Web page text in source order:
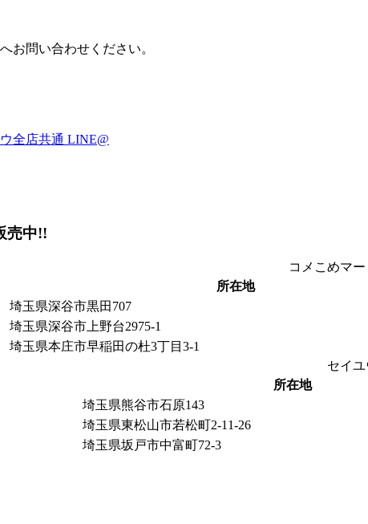
お問い合わせください。
売中!!
コメこめマー
所在地
埼玉県深谷市黒田707
埼玉県深谷市上野台2975-1
埼玉県本庄市早稲田の杜3丁目3-1
セイユ
所在地
埼玉県熊谷市石原143
埼玉県東松山市若松町2-11-26
埼玉県坂戸市中富町72-3